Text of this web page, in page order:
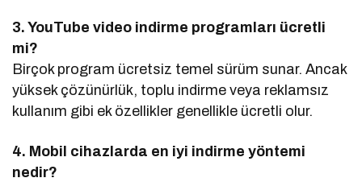
3. YouTube video indirme programları ücretli
mi?
Birçok program ücretsiz temel sürüm sunar. Ancak
yüksek çözünürlük, toplu indirme veya reklamsız
kullanım gibi ek özellikler genellikle ücretli olur.
4. Mobil cihazlarda en iyi indirme yöntemi
nedir?